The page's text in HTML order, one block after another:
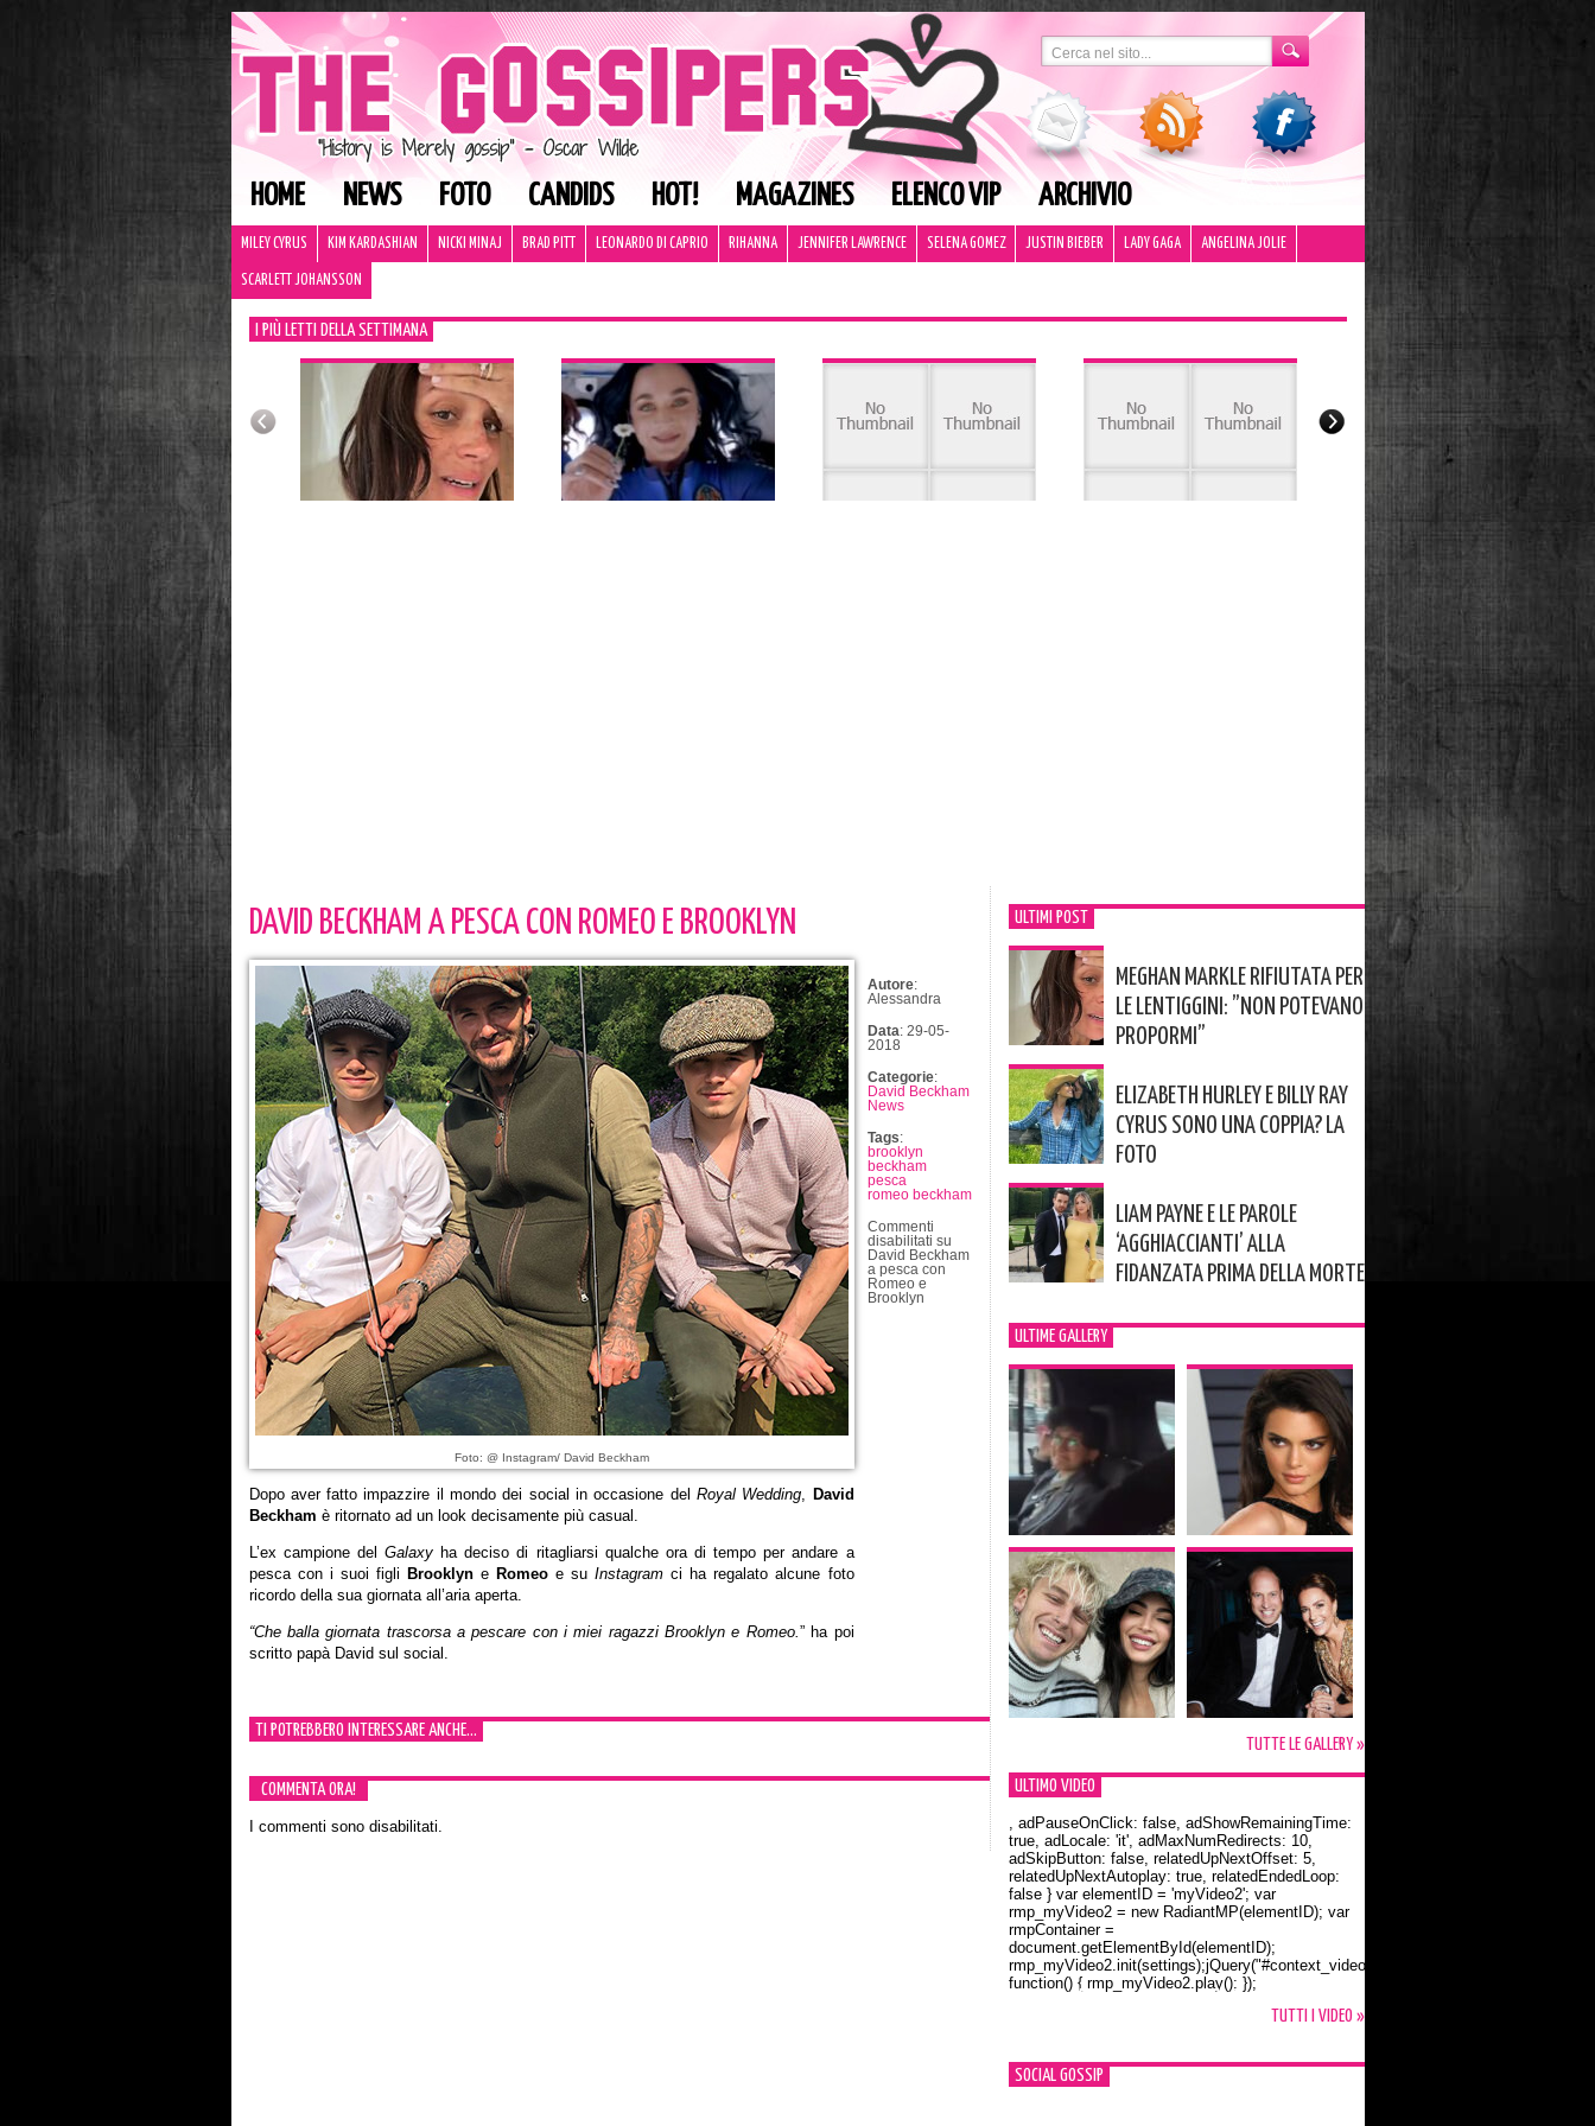
HOME NEWS FOTO CANDIDS HOT! MAGAZINES ELENCO VIP ARCHIVIO
MILEY CYRUS KIM KARDASHIAN NICKI MINAJ BRAD PITT LEONARDO DI CAPRIO RIHANNA JENNIFER LAWRENCE SELENA GOMEZ JUSTIN BIEBER LADY GAGA ANGELINA JOLIE
SCARLETT JOHANSSON
I PIÙ LETTI DELLA SETTIMANA
DAVID BECKHAM A PESCA CON ROMEO E BROOKLYN
Foto: @ Instagram/ David Beckham
Dopo aver fatto impazzire il mondo dei social in occasione del Royal Wedding, David
Beckham è ritornato ad un look decisamente più casual.
L’ex campione del Galaxyha deciso di ritagliarsi qualche ora di tempo per andare a
pesca con i suoi figli Brooklyn e Romeo e suInstagram ci ha regalato alcune foto
ricordo della sua giornata all’aria aperta.
“Che balla giornata trascorsa a pescare con i miei ragazzi Brooklyn e Romeo.” ha poi
scritto papà David sul social.
Autore:
Alessandra
Data: 29-05-
2018
Categorie:
David Beckham
News
Tags:
brooklyn
beckham
pesca
romeo beckham
Commenti
disabilitati su
David Beckham
a pesca con
Romeo e
Brooklyn
TI POTREBBERO INTERESSARE ANCHE...
COMMENTA ORA!
I commenti sono disabilitati.
ULTIMI POST
MEGHAN MARKLE RIFIUTATA PER
LE LENTIGGINI: ”NON POTEVANO
PROPORMI”
ELIZABETH HURLEY E BILLY RAY
CYRUS SONO UNA COPPIA? LA
FOTO
LIAM PAYNE E LE PAROLE
‘AGGHIACCIANTI’ ALLA
FIDANZATA PRIMA DELLA MORTE
ULTIME GALLERY
TUTTE LE GALLERY »
ULTIMO VIDEO
Orlando Bloom e la t-shirt dedicata a Flynn
, adPauseOnClick: false, adShowRemainingTime:
true, adLocale: 'it', adMaxNumRedirects: 10,
adSkipButton: false, relatedUpNextOffset: 5,
relatedUpNextAutoplay: true, relatedEndedLoop:
false } var elementID = 'myVideo2'; var
rmp_myVideo2 = new RadiantMP(elementID); var
rmpContainer =
document.getElementById(elementID);
rmp_myVideo2.init(settings);jQuery("#context_video2").one("mouseover",
function() { rmp_myVideo2.play(); });
TUTTI I VIDEO »
SOCIAL GOSSIP